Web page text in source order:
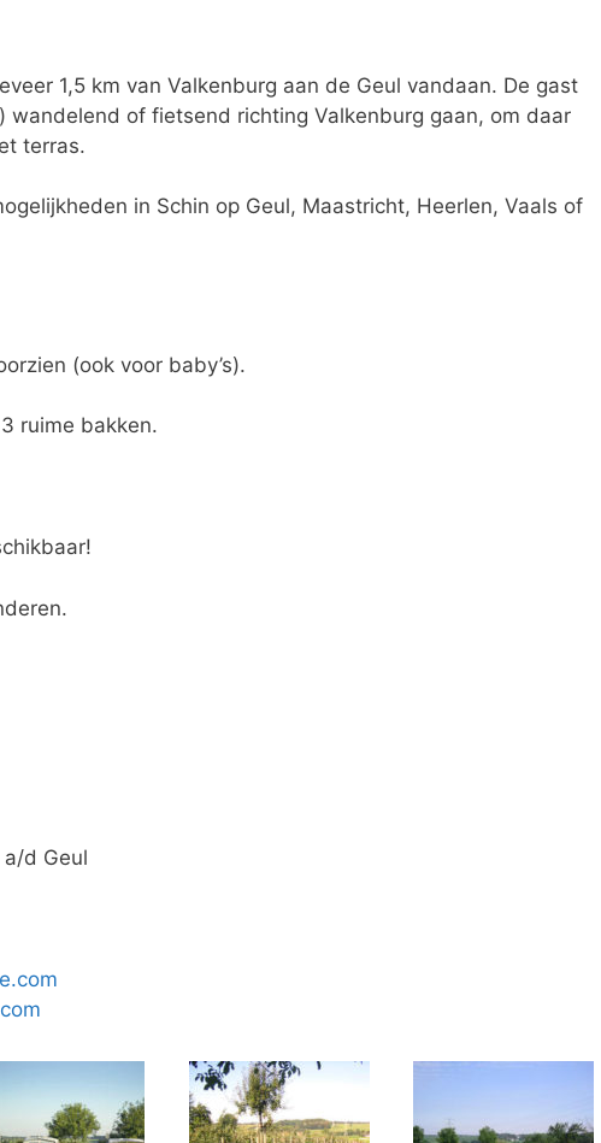
1,5 km van Valkenburg aan de Geul vandaan. De gast
wandelend of fietsend richting Valkenburg gaan, om daar
terras.
in Schin op Geul, Maastricht, Heerlen, Vaals of
(ook voor baby’s).
ruime bakken.
d Geul